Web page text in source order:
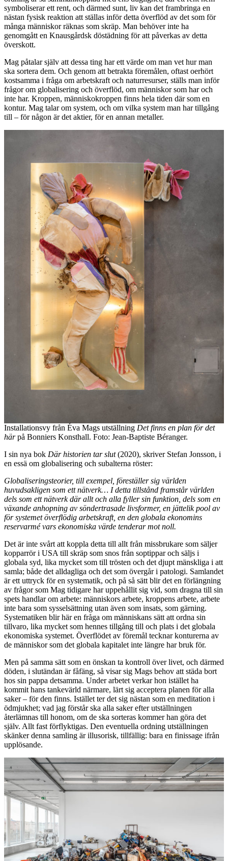
symboliserar ett rent, och därmed sunt, liv kan det frambringa en
nästan fysisk reaktion att ställas inför detta överflöd av det som för
många människor räknas som skräp. Man behöver inte ha
genomgått en Knausgårdsk döstädning för att påverkas av detta
överskott.
Mag påtalar själv att dessa ting har ett värde om man vet hur man
ska sortera dem. Och genom att betrakta föremålen, oftast oerhört
kostsamma i fråga om arbetskraft och naturresurser, ställs man inför
frågor om globalisering och överflöd, om människor som har och
inte har. Kroppen, människokroppen finns hela tiden där som en
kontur. Mag talar om system, och om vilka system man har tillgång
till – för någon är det aktier, för en annan metaller.
Installationsvy från Éva Mags utställning Det finns en plan för det
härpå Bonniers Konsthall. Foto: Jean-Baptiste Béranger.
I sin nya bok Där historien tar slut(2020), skriver Stefan Jonsson, i
en essä om globalisering och subalterna röster:
Globaliseringsteorier, till exempel, föreställer sig världen
huvudsakligen som ett nätverk… I detta tillstånd framstår världen
dels som ett nätverk där allt och alla fyller sin funktion, dels som en
växande anhopning av söndertrasade livsformer, en jättelik pool av
för systemet överflödig arbetskraft, en den globala ekonomins
reservarmé vars ekonomiska värde tenderar mot noll.
Det är inte svårt att koppla detta till allt från missbrukare som säljer
kopparrör i USA till skräp som snos från soptippar och säljs i
globala syd, lika mycket som till trösten och det djupt mänskliga i att
samla; både det alldagliga och det som övergår i patologi. Samlandet
är ett uttryck för en systematik, och på så sätt blir det en förlängning
av frågor som Mag tidigare har uppehållit sig vid, som dragna till sin
spets handlar om arbete: människors arbete, kroppens arbete, arbete
inte bara som sysselsättning utan även som insats, som gärning.
Systematiken blir här en fråga om människans sätt att ordna sin
tillvaro, lika mycket som hennes tillgång till och plats i det globala
ekonomiska systemet. Överflödet av föremål tecknar konturerna av
de människor som det globala kapitalet inte längre har bruk för.
Men på samma sätt som en önskan ta kontroll över livet, och därmed
döden, i slutändan är fåfäng, så visar sig Mags behov att städa bort
hos sin pappa detsamma. Under arbetet verkar hon istället ha
kommit hans tankevärld närmare, lärt sig acceptera planen för alla
saker – för den finns. Istället ter det sig nästan som en meditation i
ödmjukhet; vad jag förstår ska alla saker efter utställningen
återlämnas till honom, om de ska sorteras kommer han göra det
själv. Allt fast förflyktigas. Den eventuella ordning utställningen
skänker denna samling är illusorisk, tillfällig: bara en finissage ifrån
upplösande.